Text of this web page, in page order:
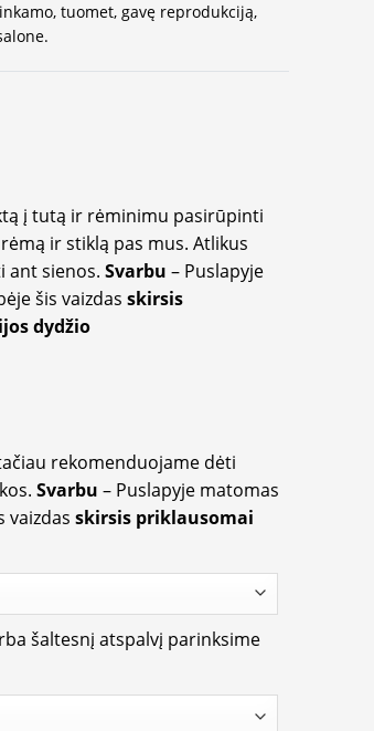
tuomet, gavę reprodukciją,
į tutą ir rėminimu pasirūpinti
ir stiklą pas mus. Atlikus
ant sienos. Svarbu – Puslapyje
šis vaizdas skirsis
dydžio
rekomenduojame dėti
Svarbu – Puslapyje matomas
vaizdas skirsis priklausomai
šaltesnį atspalvį parinksime